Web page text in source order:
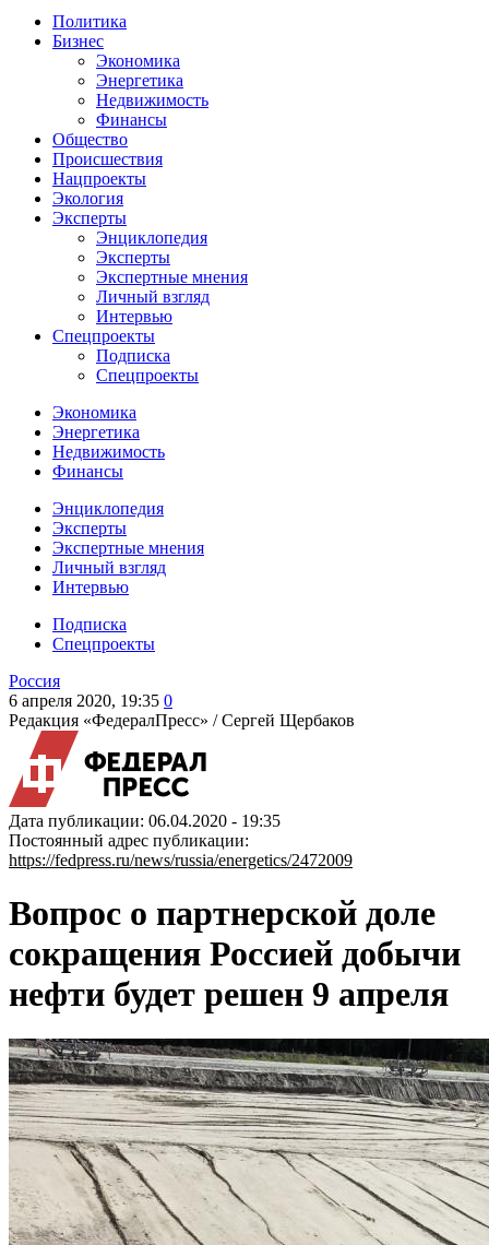
Политика
Бизнес
Экономика
Энергетика
Недвижимость
Финансы
Общество
Происшествия
Нацпроекты
Экология
Эксперты
Энциклопедия
Эксперты
Экспертные мнения
Личный взгляд
Интервью
Спецпроекты
Подписка
Спецпроекты
Экономика
Энергетика
Недвижимость
Финансы
Энциклопедия
Эксперты
Экспертные мнения
Личный взгляд
Интервью
Подписка
Спецпроекты
Россия
6 апреля 2020, 19:35 0
Редакция «ФедералПресс» /Сергей Щербаков
Дата публикации: 06.04.2020 - 19:35
Постоянный адрес публикации:
https://fedpress.ru/news/russia/energetics/2472009
Вопрос о партнерской доле
сокращения Россией добычи
нефти будет решен 9 апреля